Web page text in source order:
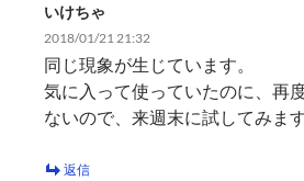
いけちゃ
2018/01/21 21:32
同じ現象が生じています。
気に入って使っていたのに、再
ないので、来週末に試してみます
返信